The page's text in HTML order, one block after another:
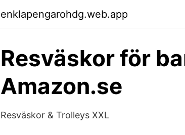
enklapengarohdg.web.app
Resväskor för
Amazon.se
Resväskor & Trolleys XXL